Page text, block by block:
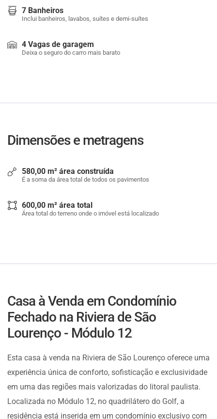
7 Banheiros
Inclui banheiros, lavabos, suítes e demi-suítes
4 Vagas de garagem
Deixa o seguro do carro mais barato
Dimensões e metragens
580,00 m² área construída
É a soma da área total de todos os pavimentos
600,00 m² área total
Área total do terreno onde o imóvel está localizado
Casa à Venda em Condomínio
Fechado na Riviera de São
Lourenço - Módulo 12
Esta casa à venda na Riviera de São Lourenço oferece uma
experiência única de conforto, sofisticação e exclusividade
em uma das regiões mais valorizadas do litoral paulista.
Localizada no Módulo 12, no quadrilátero do Golf, a
residência está inserida em um condomínio exclusivo com